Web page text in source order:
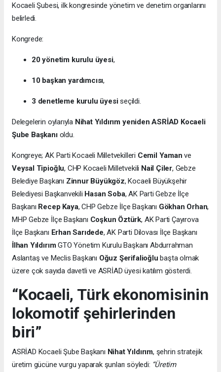
Kocaeli Şubesi, ilk kongresinde yönetim ve denetim organlarını
belirledi.
Kongrede:
20 yönetim kurulu üyesi,
10 başkan yardımcısı,
3 denetleme kurulu üyesiseçildi.
Delegelerin oylarıyla Nihat Yıldırım yeniden ASRİAD Kocaeli
Şube Başkanıoldu.
Kongreye; AK Parti Kocaeli Milletvekilleri Cemil Yaman ve
Veysal Tipioğlu, CHP Kocaeli Milletvekili Nail Çiler, Gebze
Belediye Başkanı Zinnur Büyükgöz, Kocaeli Büyükşehir
Belediyesi Başkanvekili Hasan Soba, AK Parti Gebze İlçe
Başkanı Recep Kaya, CHP Gebze İlçe Başkanı Gökhan Orhan,
MHP Gebze İlçe Başkanı Coşkun Öztürk, AK Parti Çayırova
İlçe Başkanı Erhan Sarıdede, AK Parti Dilovası İlçe Başkanı
İlhan YıldırımGTO Yönetim Kurulu Başkanı Abdurrahman
Aslantaş ve Meclis Başkanı Oğuz Şerifalioğlu başta olmak
üzere çok sayıda davetli ve ASRİAD üyesi katılım gösterdi.
“Kocaeli, Türk ekonomisinin
lokomotif şehirlerinden
biri”
ASRİAD Kocaeli Şube Başkanı Nihat Yıldırım, şehrin stratejik
üretim gücüne vurgu yaparak şunları söyledi: “Üretim